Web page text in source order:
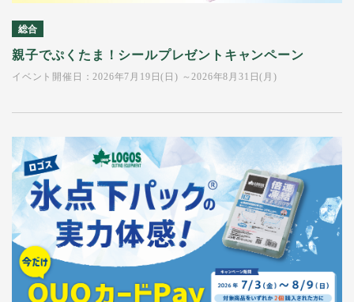
総合
親子でぷくたま！シールプレゼントキャンペーン
イベント開催日：2026年7月19日(日) ～2026年8月31日(月)